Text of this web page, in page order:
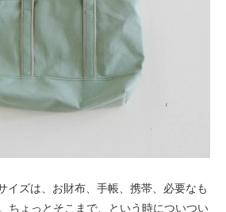
イズは、お財布、手帳、携帯、必要なも
ちょっとそこまで、という時についつい